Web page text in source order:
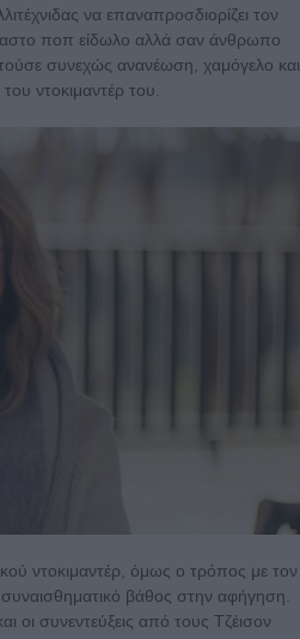
να επαναπροσδιορίζει τον
ποπ είδωλο αλλά σαν άνθρωπο
συνεχώς ανανέωση, χαμόγελο και
ντοκιμαντέρ του.
ντοκιμαντέρ, όμως ο τρόπος με τον
συναισθηματικό βάθος στην αφήγηση.
οι συνεντεύξεις από τους Τζέισον